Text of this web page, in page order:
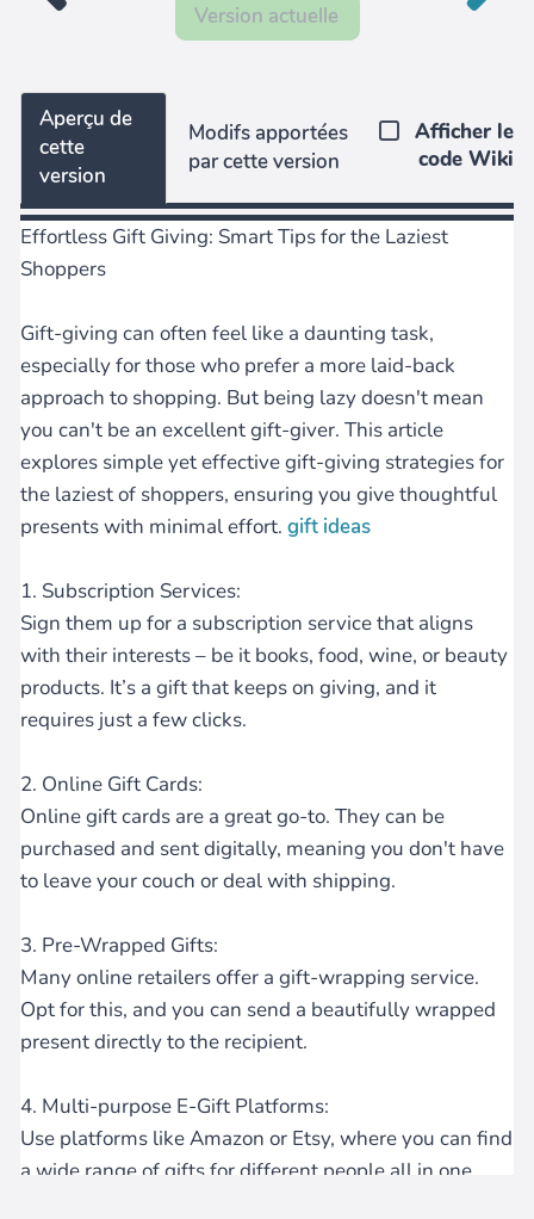
Version actuelle
Aperçu de
cette
version
Modifs apportées
par cette version
Afficher le
code Wiki